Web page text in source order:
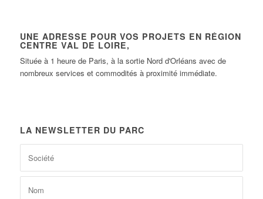
UNE ADRESSE POUR VOS PROJETS EN RÉGION
CENTRE VAL DE LOIRE,
Située à 1 heure de Paris, à la sortie Nord d'Orléans avec de
nombreux services et commodités à proximité immédiate.
LA NEWSLETTER DU PARC